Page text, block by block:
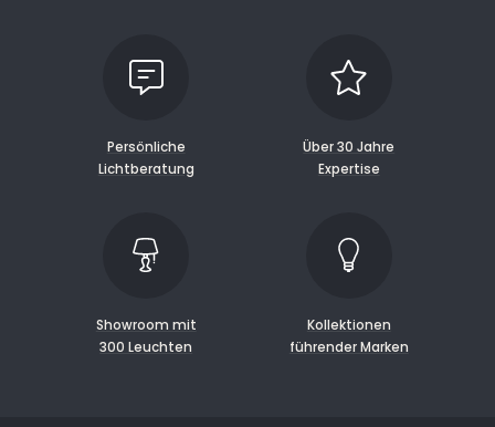
Persönliche
Lichtberatung
Über 30 Jahre
Expertise
Showroom mit
300 Leuchten
Kollektionen
führender Marken